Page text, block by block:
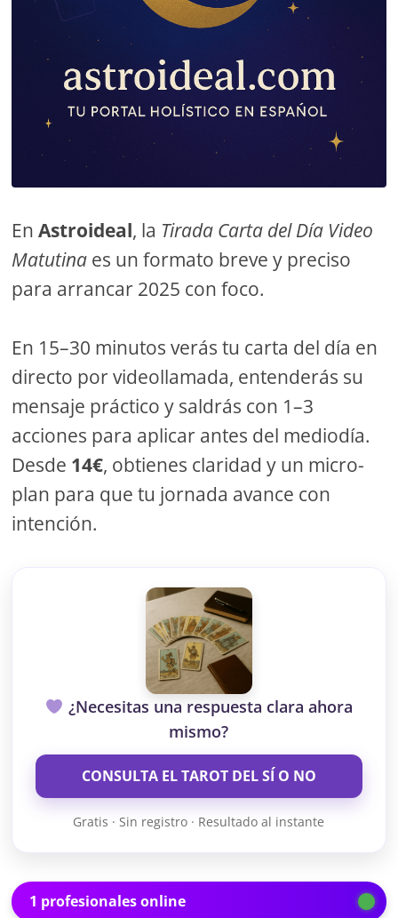
EnAstroideal, la Tirada Carta del Día Video
Matutina es un formato breve y preciso
para arrancar 2025 con foco.
En 15–30 minutos verás tu carta del día en
directo por videollamada, entenderás su
mensaje práctico y saldrás con 1–3
acciones para aplicar antes del mediodía.
Desde 14€, obtienes claridad y un micro-
plan para que tu jornada avance con
intención.
¿Necesitas una respuesta clara ahora
mismo?
CONSULTA EL TAROT DEL SÍ O NO
Gratis · Sin registro · Resultado al instante
1 profesionales online